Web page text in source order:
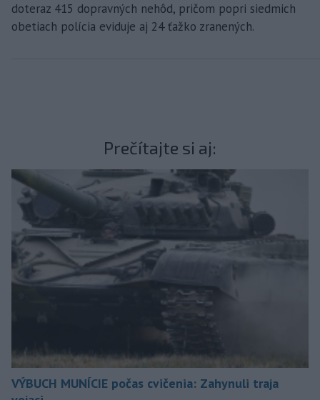
doteraz 415 dopravných nehôd, pričom popri siedmich
obetiach polícia eviduje aj 24 ťažko zranených.
Prečítajte si aj:
VÝBUCH MUNÍCIE počas cvičenia: Zahynuli traja